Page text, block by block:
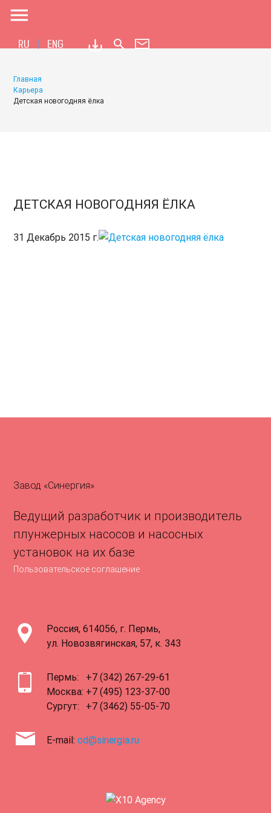
menu
RU ENG search
Главная
Карьера
Детская новогодняя ёлка
ДЕТСКАЯ НОВОГОДНЯЯ ЁЛКА
31 Декабрь 2015 г.
Завод «Синергия»
Ведущий разработчик и производитель
плунжерных насосов и насосных
установок на их базе
Пользовательское соглашение
Россия, 614056, г. Пермь,
ул. Новозвягинская, 57, к. 343
Пермь:
+7 (342) 267-29-61
Москва: +7 (495) 123-37-00
Сургут:
+7 (3462) 55-05-70
E-mail:od@sinergia.ru